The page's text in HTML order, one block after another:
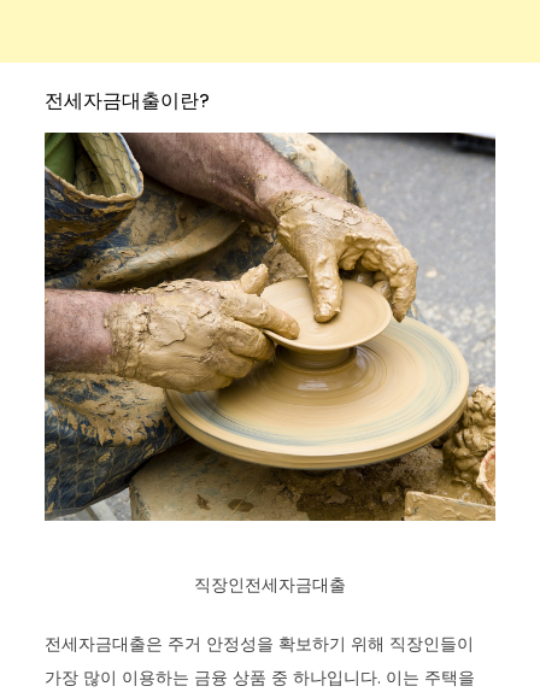
전세자금대출이란?
직장인전세자금대출
전세자금대출은 주거 안정성을 확보하기 위해 직장인들이
가장 많이 이용하는 금융 상품 중 하나입니다. 이는 주택을